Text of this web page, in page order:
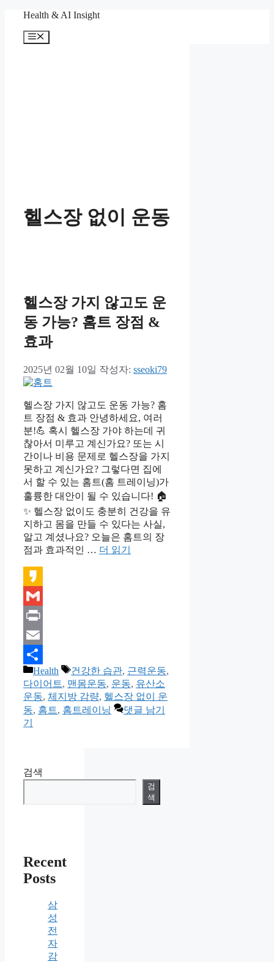
Health & AI Insight
메
헬스장 없이 운동
헬스장 가지 않고도 운
동 가능? 홈트 장점 &
효과
2025년 02월 10일 작성자: sseoki79
헬스장 가지 않고도 운동 가능? 홈
트 장점 & 효과 안녕하세요, 여러
분!💪 혹시 헬스장 가야 하는데 귀
찮아서 미루고 계신가요? 또는 시
간이나 비용 문제로 헬스장을 가지
못하고 계신가요? 그렇다면 집에
서 할 수 있는 홈트(홈 트레이닝)가
훌륭한 대안이 될 수 있습니다! 🏠
✨ 헬스장 없이도 충분히 건강을 유
지하고 몸을 만들 수 있다는 사실,
알고 계셨나요? 오늘은 홈트의 장
점과 효과적인 … 더 읽기
Kakao
Gmail
Print
Email
Share
카
테
고
리
Health
태
그
건강한 습관, 근력운동,
다이어트, 맨몸운동, 운동, 유산소
운동, 체지방 감량, 헬스장 없이 운
동, 홈트, 홈트레이닝
댓글 남기
기
검색
검
색
Recent
Posts
삼
성
전
자
감